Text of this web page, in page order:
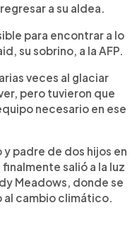
a su aldea.
para encontrar a lo
su sobrino, a la AFP.
veces al glaciar
pero tuvieron que
necesario en ese
padre de dos hijos en
salió a la luz
Meadows, donde se
cambio climático.